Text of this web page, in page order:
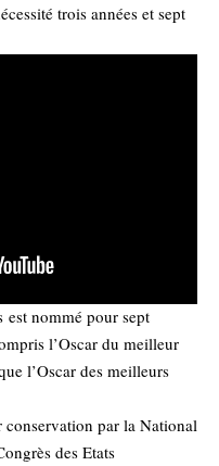
trois années et sept
nommé pour sept
l’Oscar du meilleur
l’Oscar des meilleurs
par la National
des Etats